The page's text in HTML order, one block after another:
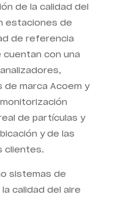
de la calidad del
estaciones de
de referencia
con una
marca Acoem y
de partículas y
y de las
clientes.
sistemas de
calidad del aire